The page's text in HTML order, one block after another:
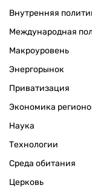
Внутренняя
Международная
Макроуровень
Энергорынок
Приватизация
Экономика
Наука
Технологии
Среда обитания
Церковь